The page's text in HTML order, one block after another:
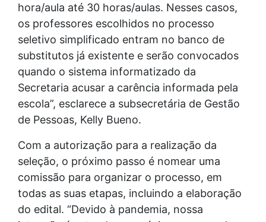
hora/aula até 30 horas/aulas. Nesses casos,
os professores escolhidos no processo
seletivo simplificado entram no banco de
substitutos já existente e serão convocados
quando o sistema informatizado da
Secretaria acusar a carência informada pela
escola”, esclarece a subsecretária de Gestão
de Pessoas, Kelly Bueno.
Com a autorização para a realização da
seleção, o próximo passo é nomear uma
comissão para organizar o processo, em
todas as suas etapas, incluindo a elaboração
do edital. “Devido à pandemia, nossa